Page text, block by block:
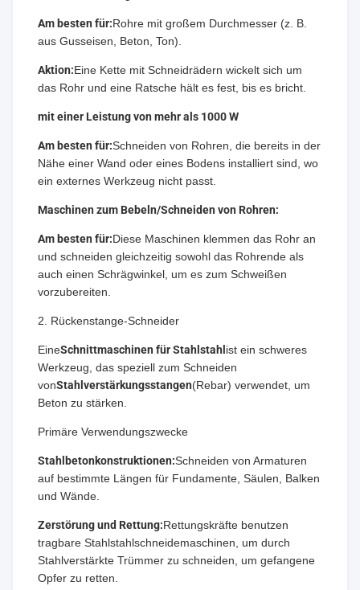
Am besten für:Rohre mit großem Durchmesser (z. B.
aus Gusseisen, Beton, Ton).
Aktion:Eine Kette mit Schneidrädern wickelt sich um
das Rohr und eine Ratsche hält es fest, bis es bricht.
mit einer Leistung von mehr als 1000 W
Am besten für:Schneiden von Rohren, die bereits in der
Nähe einer Wand oder eines Bodens installiert sind, wo
ein externes Werkzeug nicht passt.
Maschinen zum Bebeln/Schneiden von Rohren:
Am besten für:Diese Maschinen klemmen das Rohr an
und schneiden gleichzeitig sowohl das Rohrende als
auch einen Schrägwinkel, um es zum Schweißen
vorzubereiten.
2. Rückenstange-Schneider
EineSchnittmaschinen für Stahlstahl ist ein schweres
Werkzeug, das speziell zum Schneiden
vonStahlverstärkungsstangen(Rebar) verwendet, um
Beton zu stärken.
Primäre Verwendungszwecke
Stahlbetonkonstruktionen:Schneiden von Armaturen
auf bestimmte Längen für Fundamente, Säulen, Balken
und Wände.
Zerstörung und Rettung:Rettungskräfte benutzen
tragbare Stahlstahlschneidemaschinen, um durch
Stahlverstärkte Trümmer zu schneiden, um gefangene
Opfer zu retten.